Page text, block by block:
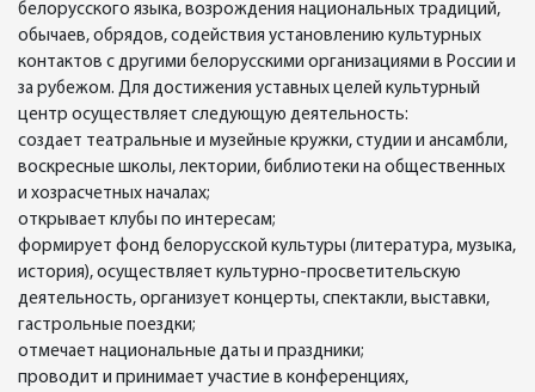
белорусского языка, возрождения национальных традиций,
обычаев, обрядов, содействия установлению культурных
контактов с другими белорусскими организациями в России и
за рубежом. Для достижения уставных целей культурный
центр осуществляет следующую деятельность:
создает театральные и музейные кружки, студии и ансамбли,
воскресные школы, лектории, библиотеки на общественных
и хозрасчетных началах;
открывает клубы по интересам;
формирует фонд белорусской культуры (литература, музыка,
история), осуществляет культурно-просветительскую
деятельность, организует концерты, спектакли, выставки,
гастрольные поездки;
отмечает национальные даты и праздники;
проводит и принимает участие в конференциях,